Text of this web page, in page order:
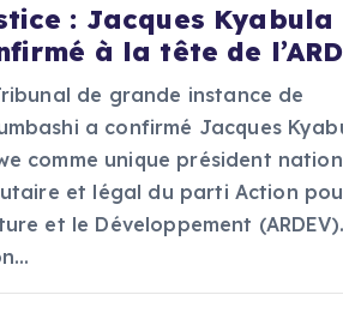
: Jacques Kyabula
à la tête de
de grande instance de
a confirmé Jacques
comme unique président
et légal du parti Action
et le Développement (ARDEV).